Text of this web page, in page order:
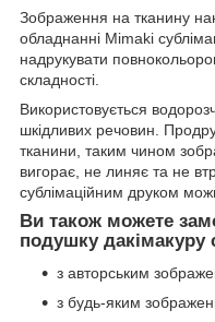
Зображення на тканину
обладнанні Mimaki
надрукувати
складності.
Використовується
шкідливих речовин.
тканини, таким чином
вигорає, не линяє та не
сублімаційним друком
Ви також можете
подушку дакімакуру
з авторським
з будь-яким